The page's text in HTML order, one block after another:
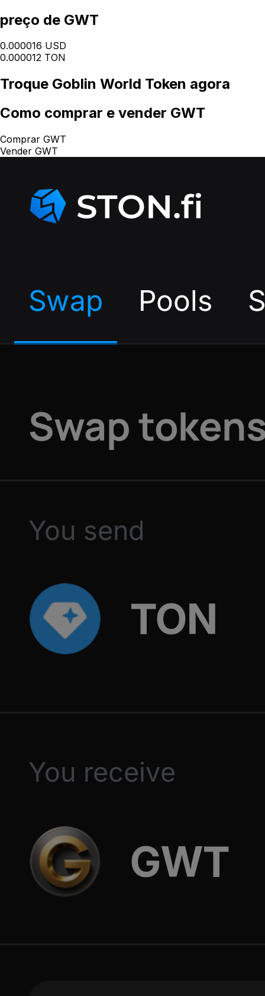
preço de GWT
0.000016 USD
0.000012 TON
Troque Goblin World Token agora
Como comprar e vender GWT
Comprar GWT
Vender GWT